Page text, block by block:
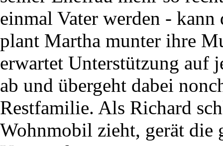
einmal Vater werden -
plant Martha munter ihre
erwartet Unterstützung auf
ab und übergeht dabei
Restfamilie. Als Richard
Wohnmobil zieht, gerät die